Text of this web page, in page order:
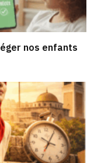
nos enfants